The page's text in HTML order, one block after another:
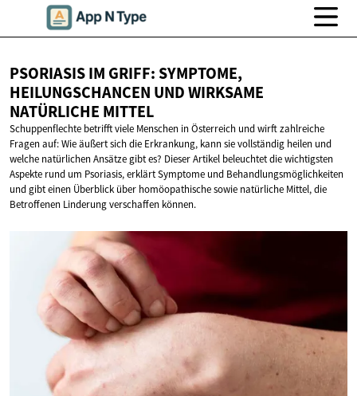
PSORIASIS IM GRIFF: SYMPTOME,
HEILUNGSCHANCEN UND WIRKSAME
NATÜRLICHE MITTEL
Schuppenflechte betrifft viele Menschen in Österreich und wirft zahlreiche
Fragen auf: Wie äußert sich die Erkrankung, kann sie vollständig heilen und
welche natürlichen Ansätze gibt es? Dieser Artikel beleuchtet die wichtigsten
Aspekte rund um Psoriasis, erklärt Symptome und Behandlungsmöglichkeiten
und gibt einen Überblick über homöopathische sowie natürliche Mittel, die
Betroffenen Linderung verschaffen können.